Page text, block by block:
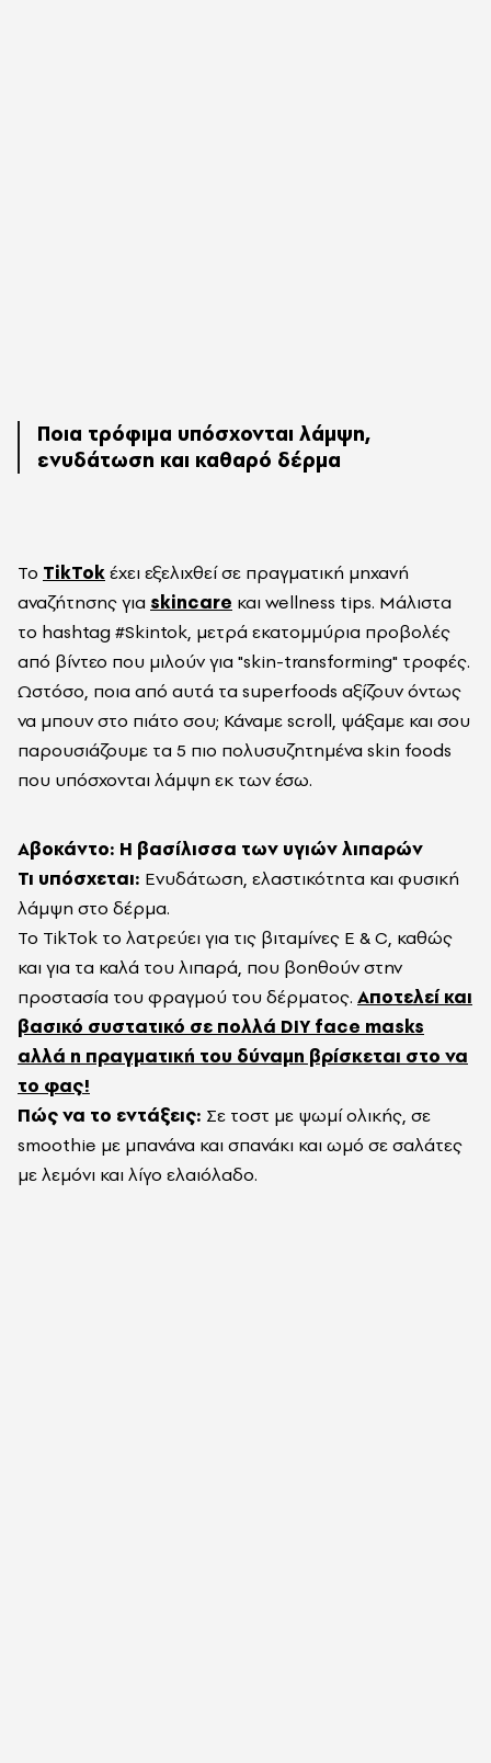
Ποια τρόφιμα υπόσχονται λάμψη,
ενυδάτωση και καθαρό δέρμα
Το TikTokέχει εξελιχθεί σε πραγματική μηχανή
αναζήτησης για skincare και wellness tips. Mάλιστα
το hashtag #Skintok, μετρά εκατομμύρια προβολές
από βίντεο που μιλούν για "skin-transforming" τροφές.
Ωστόσο, ποια από αυτά τα superfoods αξίζουν όντως
να μπουν στο πιάτο σου; Κάναμε scroll, ψάξαμε και σου
παρουσιάζουμε τα 5 πιο πολυσυζητημένα skin foods
που υπόσχονται λάμψη εκ των έσω.
Αβοκάντο: Η βασίλισσα των υγιών λιπαρών
Τι υπόσχεται: Ενυδάτωση, ελαστικότητα και φυσική
λάμψη στο δέρμα.
Το TikTok το λατρεύει για τις βιταμίνες Ε & C, καθώς
και για τα καλά του λιπαρά, που βοηθούν στην
προστασία του φραγμού του δέρματος. Αποτελεί και
βασικό συστατικό σε πολλά DIY face masks
αλλά η πραγματική του δύναμη βρίσκεται στο να
το φας!
Πώς να το εντάξεις: Σε τοστ με ψωμί ολικής, σε
smoothie με μπανάνα και σπανάκι και ωμό σε σαλάτες
με λεμόνι και λίγο ελαιόλαδο.